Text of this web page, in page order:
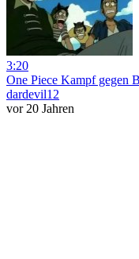
3:20
One Piece Kampf gegen
dardevil12
vor 20 Jahren